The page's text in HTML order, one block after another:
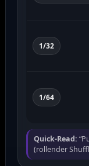
1/32
1/64
Quick-Read:
(rollender